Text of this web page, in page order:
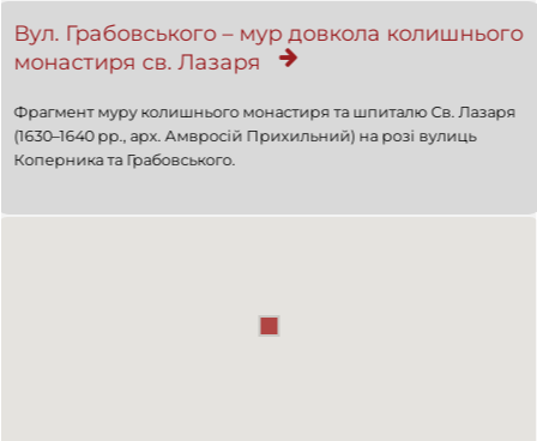
Вул. Грабовського – мур довкола колишнього
монастиря св. Лазаря
Фрагмент муру колишнього монастиря та шпиталю Св. Лазаря
(1630–1640 рр., арх. Амвросій Прихильний) на розі вулиць
Коперника та Грабовського.